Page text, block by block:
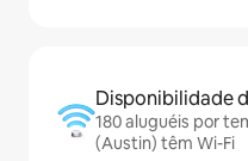
Disponibilidade
180 aluguéis por
(Austin) têm Wi-Fi